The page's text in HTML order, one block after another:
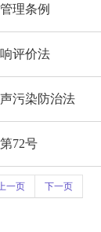
理条例
评价法
污染防治法
72号
一页 下一页